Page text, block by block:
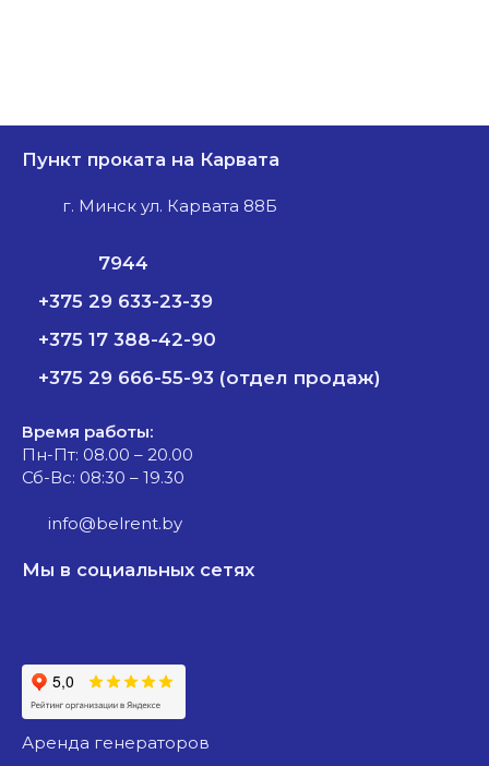
Пункт проката на Карвата
г. Минск ул. Карвата 88Б
7944
+375 29 633-23-39
+375 17 388-42-90
+375 29 666-55-93 (отдел продаж)
Время работы:
Пн-Пт: 08.00 – 20.00
Сб-Вс: 08:30 – 19.30
info@belrent.by
Мы в социальных сетях
аренда генераторов